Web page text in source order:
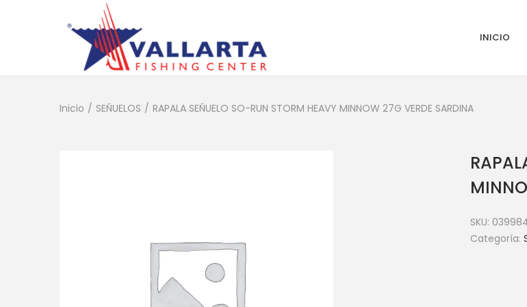
INICIO
Inicio / SEÑUELOS / RAPALA SEÑUELO SO-RUN STORM HEAVY MINNOW 27G VERDE SARDINA
SKU:
Categoría: